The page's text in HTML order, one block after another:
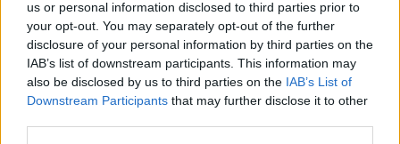
us or personal information disclosed to third parties prior to
your opt-out. You may separately opt-out of the further
disclosure of your personal information by third parties on the
IAB’s list of downstream participants. This information may
also be disclosed by us to third parties on the IAB’s List of
Downstream Participants that may further disclose it to other
nagyobb hangsúlyt fog helyezni a zsoldoscsoport civilek
közötti népszerűsítésére. 2023 március eleje óta...
KEDVES OLVASÓNK!
A keresett cikk a portfolio.hu hírarchívumához